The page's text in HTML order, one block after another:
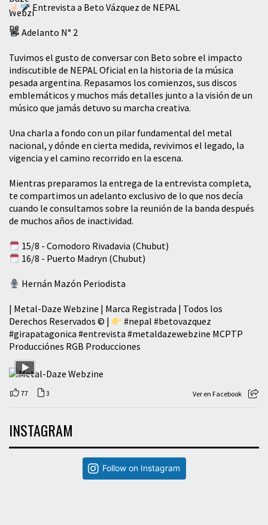
Entrevista a Beto Vázquez de NEPAL
Adelanto N° 2
Tuvimos el gusto de conversar con Beto sobre el impacto
indiscutible de NEPAL Oficial en la historia de la música
pesada argentina. Repasamos los comienzos, sus discos
emblemáticos y muchos más detalles junto a la visión de un
músico que jamás detuvo su marcha creativa.
​Una charla a fondo con un pilar fundamental del metal
nacional, y dónde en cierta medida, revivimos el legado, la
vigencia y el camino recorrido en la escena.
Mientras preparamos la entrega de la entrevista completa,
te compartimos un adelanto exclusivo de lo que nos decía
cuando le consultamos sobre la reunión de la banda después
de muchos años de inactividad.
15/8 - Comodoro Rivadavia (Chubut)
16/8 - Puerto Madryn (Chubut)
Hernán Mazón Periodista
| Metal-Daze Webzine | Marca Registrada | Todos los
Derechos Reservados © |
#nepal #betovazquez
#girapatagonica #entrevista #metaldazewebzine MCPTP
Producciónes RGB Producciones
77 3 Ver en Facebook
INSTAGRAM
Follow on Instagram